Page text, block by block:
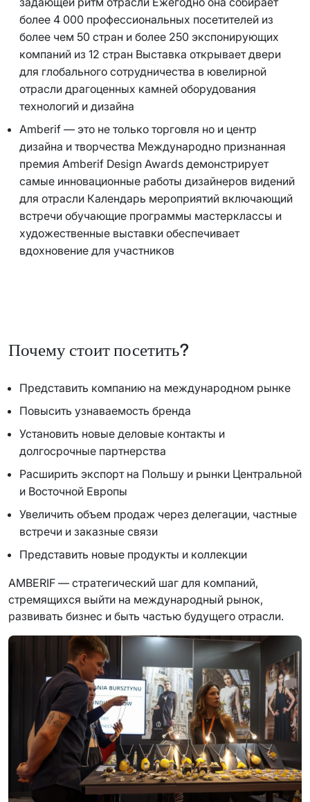
более 4 000 профессиональных посетителей из
более чем 50 стран и более 250 экспонирующих
компаний из 12 стран Выставка открывает двери
для глобального сотрудничества в ювелирной
отрасли драгоценных камней оборудования
технологий и дизайна
Amberif — это не только торговля но и центр
дизайна и творчества Международно признанная
премия Amberif Design Awards демонстрирует
самые инновационные работы дизайнеров видений
для отрасли Календарь мероприятий включающий
встречи обучающие программы мастерклассы и
художественные выставки обеспечивает
вдохновение для участников
Почему стоит посетить?
Представить компанию на международном рынке
Повысить узнаваемость бренда
Установить новые деловые контакты и
долгосрочные партнерства
Расширить экспорт на Польшу и рынки Центральной
и Восточной Европы
Увеличить объем продаж через делегации, частные
встречи и заказные связи
Представить новые продукты и коллекции
AMBERIF — стратегический шаг для компаний,
стремящихся выйти на международный рынок,
развивать бизнес и быть частью будущего отрасли.